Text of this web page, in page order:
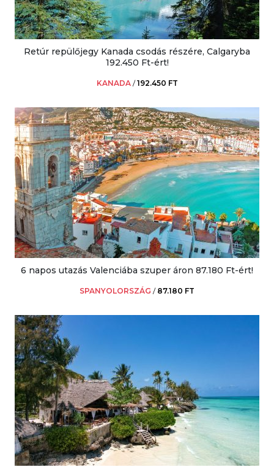
Retúr repülőjegy Kanada csodás részére, Calgaryba
192.450 Ft-ért!
KANADA /192.450 FT
6 napos utazás Valenciába szuper áron 87.180 Ft-ért!
SPANYOLORSZÁG / 87.180 FT